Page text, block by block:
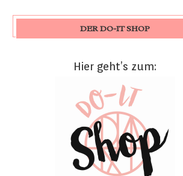
DER DO-IT SHOP
Hier geht’s zum: